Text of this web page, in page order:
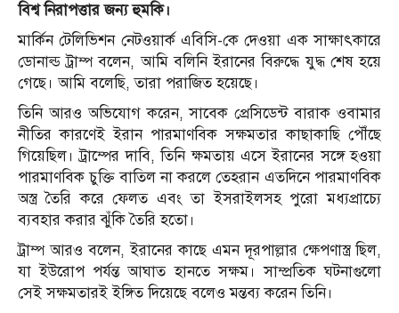
বিশ্ব নিরাপত্তার জন্য হুমকি।
মার্কিন টেলিভিশন নেটওয়ার্ক এবিসি-কে দেওয়া এক সাক্ষাৎকারে
ডোনাল্ড ট্রাম্প বলেন, আমি বলিনি ইরানের বিরুদ্ধে যুদ্ধ শেষ হয়ে
গেছে। আমি বলেছি, তারা পরাজিত হয়েছে।
তিনি আরও অভিযোগ করেন, সাবেক প্রেসিডেন্ট বারাক ওবামার
নীতির কারণেই ইরান পারমাণবিক সক্ষমতার কাছাকাছি পৌঁছে
গিয়েছিল। ট্রাম্পের দাবি, তিনি ক্ষমতায় এসে ইরানের সঙ্গে হওয়া
পারমাণবিক চুক্তি বাতিল না করলে তেহরান এতদিনে পারমাণবিক
অস্ত্র তৈরি করে ফেলত এবং তা ইসরাইলসহ পুরো মধ্যপ্রাচ্যে
ব্যবহার করার ঝুঁকি তৈরি হতো।
ট্রাম্প আরও বলেন, ইরানের কাছে এমন দূরপাল্লার ক্ষেপণাস্ত্র ছিল,
যা ইউরোপ পর্যন্ত আঘাত হানতে সক্ষম। সাম্প্রতিক ঘটনাগুলো
সেই সক্ষমতারই ইঙ্গিত দিয়েছে বলেও মন্তব্য করেন তিনি।